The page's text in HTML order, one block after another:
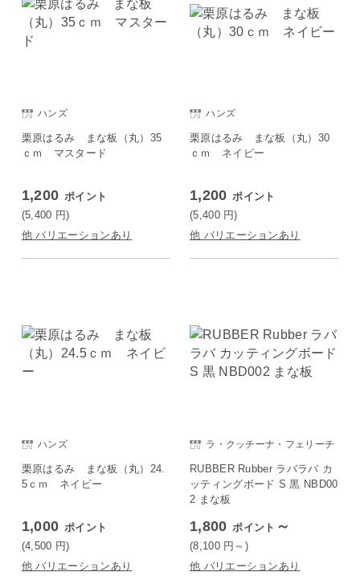
ハンズ
栗原はるみ まな板（丸）35
ｃｍ マスタード
1,200 ポイント
(5,400 円)
他 バリエーションあり
ハンズ
栗原はるみ まな板（丸）30
ｃｍ ネイビー
1,200 ポイント
(5,400 円)
他 バリエーションあり
ハンズ
栗原はるみ まな板（丸）24.
5ｃｍ ネイビー
1,000 ポイント
(4,500 円)
他 バリエーションあり
ラ・クッチーナ・フェリーチ
RUBBER Rubber ラバラバ カ
ッティングボード S 黒 NBD00
2 まな板
1,800 ポイント ～
(8,100 円 ～)
他 バリエーションあり